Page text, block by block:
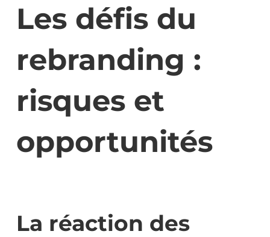
Les défis du
rebranding :
risques et
opportunités
La réaction des